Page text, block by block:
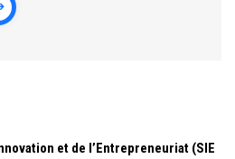
et de l’Entrepreneuriat (SIE